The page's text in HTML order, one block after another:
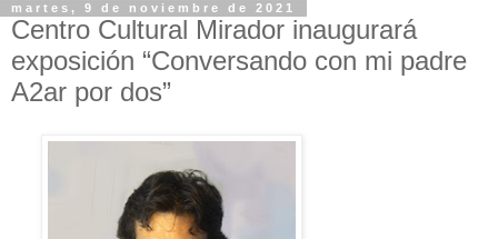
martes, 9 de noviembre de 2021
Centro Cultural Mirador inaugurará
exposición “Conversando con mi padre
A2ar por dos”